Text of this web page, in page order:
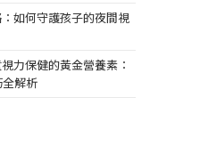
如何守護孩子的夜間視
力保健的黃金營養素：
解析